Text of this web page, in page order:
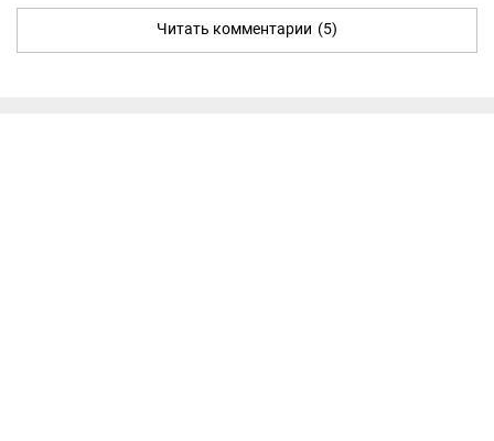
Читать комментарии (5)